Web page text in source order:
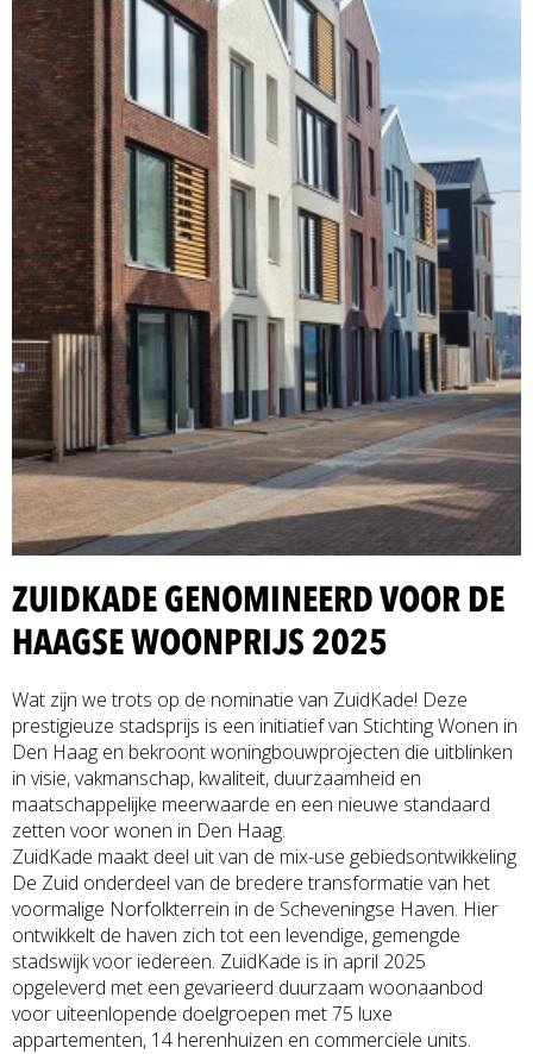
ZUIDKADE GENOMINEERD VOOR DE
HAAGSE WOONPRIJS 2025
Wat zijn we trots op de nominatie van ZuidKade! Deze
prestigieuze stadsprijs is een initiatief van Stichting Wonen in
Den Haag en bekroont woningbouwprojecten die uitblinken
in visie, vakmanschap, kwaliteit, duurzaamheid en
maatschappelijke meerwaarde en een nieuwe standaard
zetten voor wonen in Den Haag.
ZuidKade maakt deel uit van de mix-use gebiedsontwikkeling
De Zuid onderdeel van de bredere transformatie van het
voormalige Norfolkterrein in de Scheveningse Haven. Hier
ontwikkelt de haven zich tot een levendige, gemengde
stadswijk voor iedereen. ZuidKade is in april 2025
opgeleverd met een gevarieerd duurzaam woonaanbod
voor uiteenlopende doelgroepen met 75 luxe
appartementen, 14 herenhuizen en commerciële units.